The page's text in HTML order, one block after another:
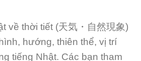
về thời tiết (天気・自然現象)
hướng, thiên thể, vị trí
tiếng Nhật. Các bạn tham